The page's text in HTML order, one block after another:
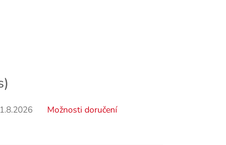
Možnosti doručení